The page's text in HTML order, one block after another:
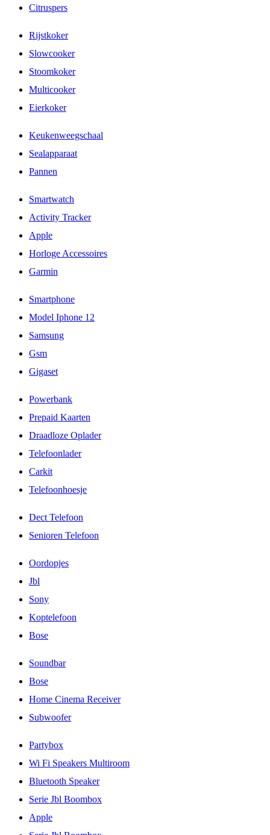
Citruspers
Rijstkoker
Slowcooker
Stoomkoker
Multicooker
Eierkoker
Keukenweegschaal
Sealapparaat
Pannen
Smartwatch
Activity Tracker
Apple
Horloge Accessoires
Garmin
Smartphone
Model Iphone 12
Samsung
Gsm
Gigaset
Powerbank
Prepaid Kaarten
Draadloze Oplader
Telefoonlader
Carkit
Telefoonhoesje
Dect Telefoon
Senioren Telefoon
Oordopjes
Jbl
Sony
Koptelefoon
Bose
Soundbar
Bose
Home Cinema Receiver
Subwoofer
Partybox
Wi Fi Speakers Multiroom
Bluetooth Speaker
Serie Jbl Boombox
Apple